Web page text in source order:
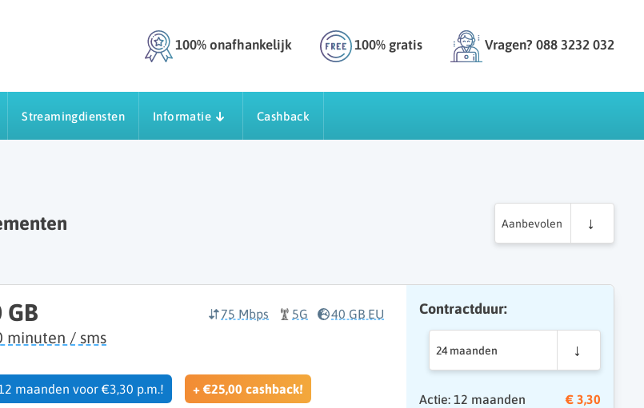
100% onafhankelijk 100% gratis Vragen? 088 3232 032
Streamingdiensten Informatie Cashback
Aanbevolen
GB
minuten / sms
75 Mbps 5G 40 GB EU
maanden voor €3,30 p.m.! + €25,00 cashback!
Contractduur:
24 maanden
Actie: 12 maanden
€ 3,30